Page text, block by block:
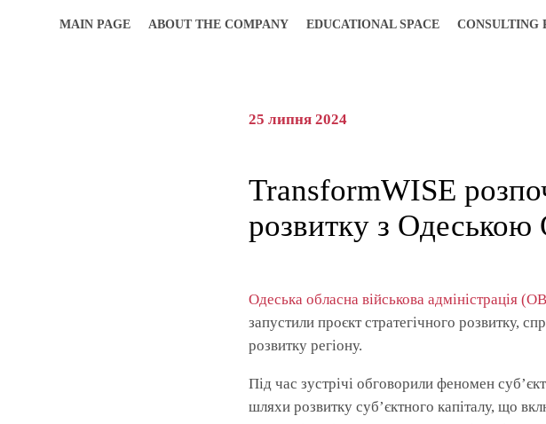
MAIN PAGE ABOUT THE COMPANY EDUCATIONAL SPACE CONSULTING
25 липня 2024
TransformWISE
розвитку з
Одеська обласна військова адміністрація
запустили проєкт стратегічного розвитку,
розвитку регіону.
Під час зустрічі обговорили феномен
шляхи розвитку суб’єктного капіталу, що